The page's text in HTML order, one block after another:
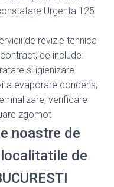
Urgenta 125
de revizie tehnica
ce include:
si igienizare
evaporare condens;
verificare
zgomot
noastre de
de